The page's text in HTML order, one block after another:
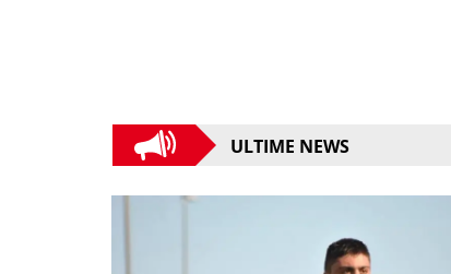
ULTIME NEWS